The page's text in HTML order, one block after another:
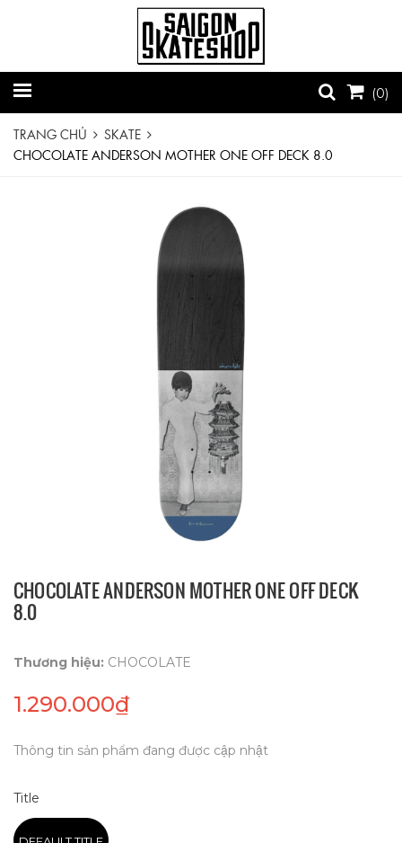
(0)
TRANG CHỦ
SKATE
CHOCOLATE ANDERSON MOTHER ONE OFF DECK 8.0
CHOCOLATE ANDERSON MOTHER ONE OFF DECK
8.0
Thương hiệu: CHOCOLATE
1.290.000₫
Thông tin sản phẩm đang được cập nhật
Title